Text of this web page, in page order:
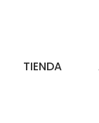
TIENDA